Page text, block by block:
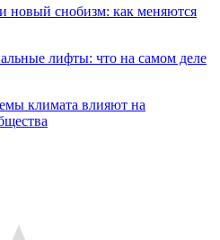
новый снобизм: как меняются
лифты: что на самом деле
климата влияют на